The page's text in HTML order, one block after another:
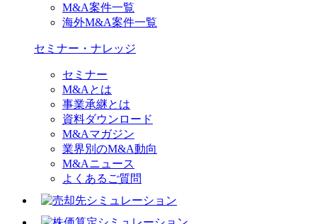
M&A案件一覧
海外M&A案件一覧
セミナー・ナレッジ
セミナー
M&Aとは
事業承継とは
資料ダウンロード
M&Aマガジン
業界別のM&A動向
M&Aニュース
よくあるご質問